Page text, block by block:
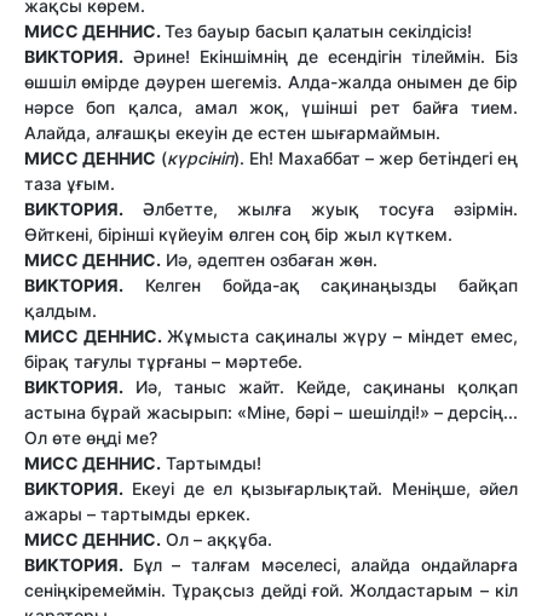
жақсы көрем.
МИСС ДЕННИС.Тез бауыр басып қалатын секілдісіз!
ВИКТОРИЯ. Әрине! Екіншімнің де есендігін тілеймін. Біз
өшшіл өмірде дәурен шегеміз. Алда-жалда онымен де бір
нәрсе боп қалса, амал жоқ, үшінші рет байға тием.
Алайда, алғашқы екеуін де естен шығармаймын.
МИСС ДЕННИС (күрсініп). Еһ! Махаббат – жер бетіндегі ең
таза ұғым.
ВИКТОРИЯ. Әлбетте, жылға жуық тосуға әзірмін.
Өйткені, бірінші күйеуім өлген соң бір жыл күткем.
МИСС ДЕННИС. Иә, әдептен озбаған жөн.
ВИКТОРИЯ. Келген бойда-ақ сақинаңызды байқап
қалдым.
МИСС ДЕННИС. Жұмыста сақиналы жүру – міндет емес,
бірақ тағулы тұрғаны – мәртебе.
ВИКТОРИЯ. Иә, таныс жайт. Кейде, сақинаны қолқап
астына бұрай жасырып: «Міне, бәрі – шешілді!» – дерсің...
Ол өте өңді ме?
МИСС ДЕННИС. Тартымды!
ВИКТОРИЯ. Екеуі де ел қызығарлықтай. Меніңше, әйел
ажары – тартымды еркек.
МИСС ДЕННИС. Ол – аққұба.
ВИКТОРИЯ. Бұл – талғам мәселесі, алайда ондайларға
сеніңкіремеймін. Тұрақсыз дейді ғой. Жолдастарым – кіл